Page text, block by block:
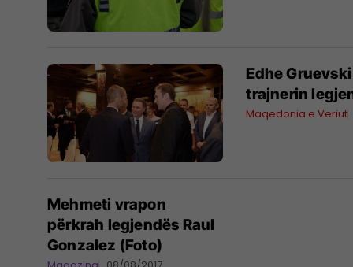
Edhe
trajnerin
Maqedonia e Veriut
Mehmeti vrapon
përkrah legjendës Raul
Gonzalez (Foto)